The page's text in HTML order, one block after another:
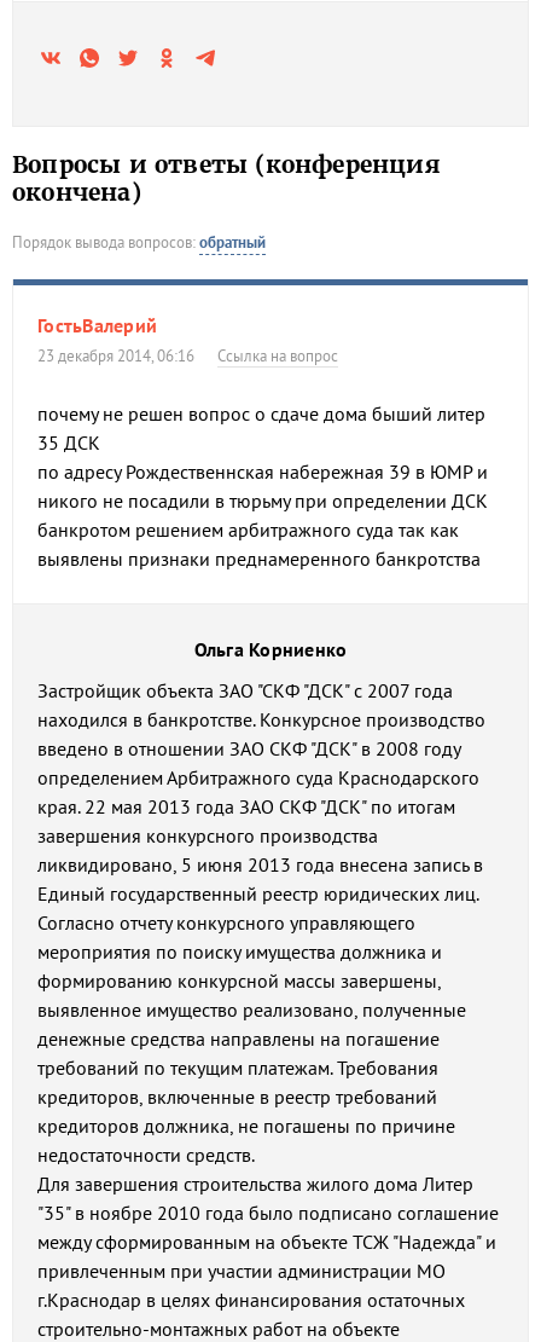
Вопросы и ответы (конференция
окончена)
Порядок вывода вопросов:обратный
ГостьВалерий
23 декабря 2014, 06:16 Ссылка на вопрос
почему не решен вопрос о сдаче дома быший литер
35 ДСК
по адресу Рождественнская набережная 39 в ЮМР и
никого не посадили в тюрьму при определении ДСК
банкротом решением арбитражного суда так как
выявлены признаки преднамеренного банкротства
Ольга Корниенко
Застройщик объекта ЗАО "СКФ "ДСК" с 2007 года
находился в банкротстве. Конкурсное производство
введено в отношении ЗАО СКФ "ДСК" в 2008 году
определением Арбитражного суда Краснодарского
края. 22 мая 2013 года ЗАО СКФ "ДСК" по итогам
завершения конкурсного производства
ликвидировано, 5 июня 2013 года внесена запись в
Единый государственный реестр юридических лиц.
Согласно отчету конкурсного управляющего
мероприятия по поиску имущества должника и
формированию конкурсной массы завершены,
выявленное имущество реализовано, полученные
денежные средства направлены на погашение
требований по текущим платежам. Требования
кредиторов, включенные в реестр требований
кредиторов должника, не погашены по причине
недостаточности средств.
Для завершения строительства жилого дома Литер
"35" в ноябре 2010 года было подписано соглашение
между сформированным на объекте ТСЖ "Надежда" и
привлеченным при участии администрации МО
г.Краснодар в целях финансирования остаточных
строительно-монтажных работ на объекте